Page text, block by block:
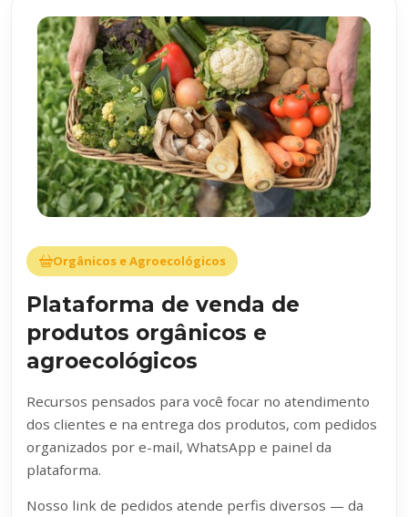
Orgânicos e Agroecológicos
Plataforma de venda de
produtos orgânicos e
agroecológicos
Recursos pensados para você focar no atendimento
dos clientes e na entrega dos produtos, com pedidos
organizados por e-mail, WhatsApp e painel da
plataforma.
Nosso link de pedidos atende perfis diversos — da